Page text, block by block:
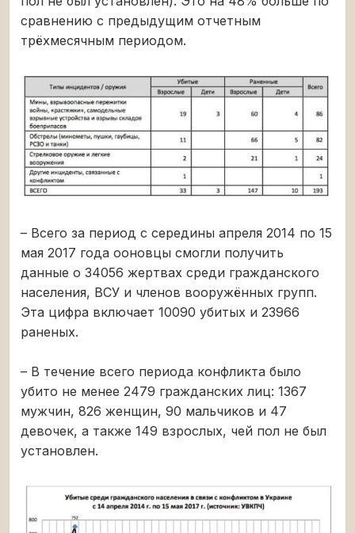
сравнению с предыдущим отчетным
трёхмесячным периодом.
– Всего за период с середины апреля 2014 по 15
мая 2017 года ооновцы смогли получить
данные о 34056 жертвах среди гражданского
населения, ВСУ и членов вооружённых групп.
Эта цифра включает 10090 убитых и 23966
раненых.
– В течение всего периода конфликта было
убито не менее 2479 гражданских лиц: 1367
мужчин, 826 женщин, 90 мальчиков и 47
девочек, а также 149 взрослых, чей пол не был
установлен.